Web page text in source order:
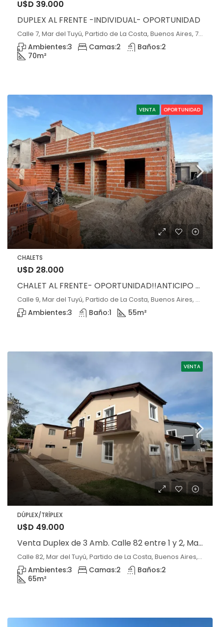
U$D 39.000
DUPLEX AL FRENTE -INDIVIDUAL- OPORTUNIDAD
Calle 7, Mar del Tuyú, Partido de La Costa, Buenos Aires, 7108, Argentina, Mar del Tuyú, Buenos Aires
Ambientes:3 Camas:2 Baños:2
70m²
VENTA OPORTUNIDAD
CHALETS
U$D 28.000
CHALET AL FRENTE- OPORTUNIDAD!!ANTICIPO Y CUOTAS
Calle 9, Mar del Tuyú, Partido de La Costa, Buenos Aires, 7108, Argentina, Mar del Tuyú, Buenos Aires
Ambientes:3 Baño:1 55m²
VENTA
DÚPLEX/TRÍPLEX
U$D 49.000
Venta Duplex de 3 Amb. Calle 82 entre 1 y 2, Mar del Tuyú.
Calle 82, Mar del Tuyú, Partido de La Costa, Buenos Aires, 7108, Argentina, Mar del Tuyú, Buenos Aires
Ambientes:3 Camas:2 Baños:2
65m²